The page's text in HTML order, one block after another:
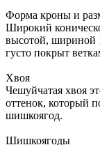
Форма кроны и
Широкий
высотой, шириной
густо покрыт
Хвоя
Чешуйчатая хвоя
оттенок, который
шишкоягод.
Шишкоягоды